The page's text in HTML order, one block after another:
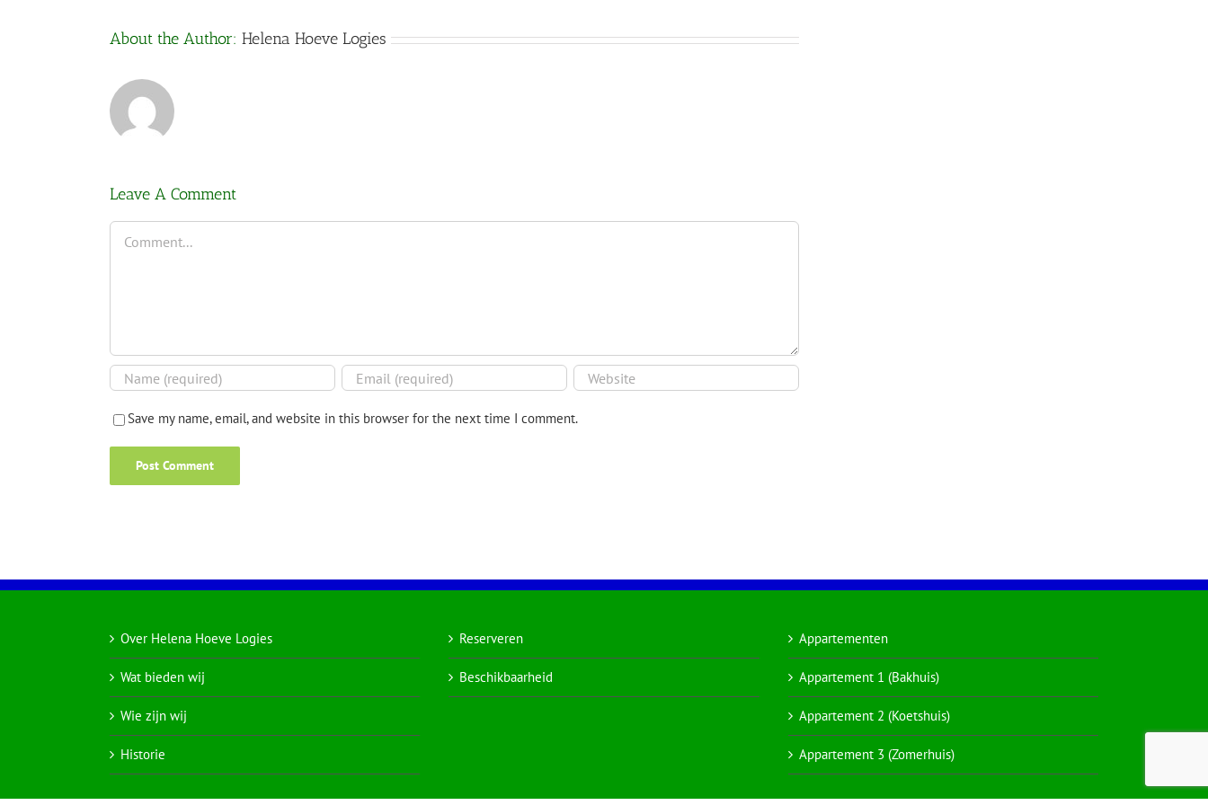
About the Author: Helena Hoeve Logies
Leave A Comment
Comment
Save my name, email, and website in this browser for the next time I comment.
Over Helena Hoeve Logies
Wat bieden wij
Wie zijn wij
Historie
Reserveren
Beschikbaarheid
Appartementen
Appartement 1 (Bakhuis)
Appartement 2 (Koetshuis)
Appartement 3 (Zomerhuis)